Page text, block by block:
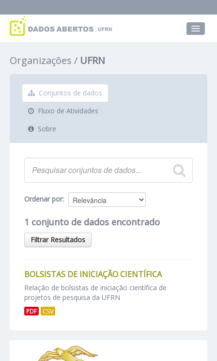
Grupos
Sobre
Organizações UFRN
Conjuntos de dados
Fluxo de Atividades
Sobre
Ordenar por
1 conjunto de dados encontrado
Filtrar Resultados
BOLSISTAS DE INICIAÇÃO CIENTÍFICA
Relação de bolsistas de iniciação científica de
projetos de pesquisa da UFRN
PDF CSV